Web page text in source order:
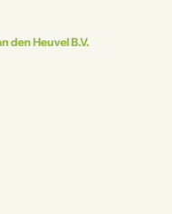
den Heuvel B.V.